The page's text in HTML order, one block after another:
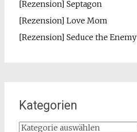
[Rezension] Septagon
[Rezension] Love Mom
[Rezension] Seduce the Enemy
Kategorien
Kategorien